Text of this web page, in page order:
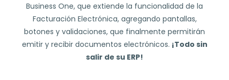
Business One, que extiende la funcionalidad de la
Facturación Electrónica, agregando pantallas,
botones y validaciones, que finalmente permitirán
emitir y recibir documentos electrónicos. ¡Todo sin
salir de su ERP!